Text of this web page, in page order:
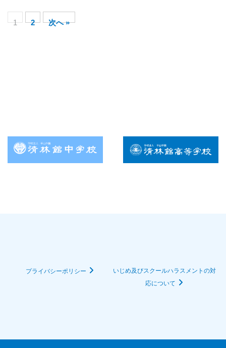
1 2 次へ »
プライバシーポリシー
いじめ及びスクールハラスメントの対
応について